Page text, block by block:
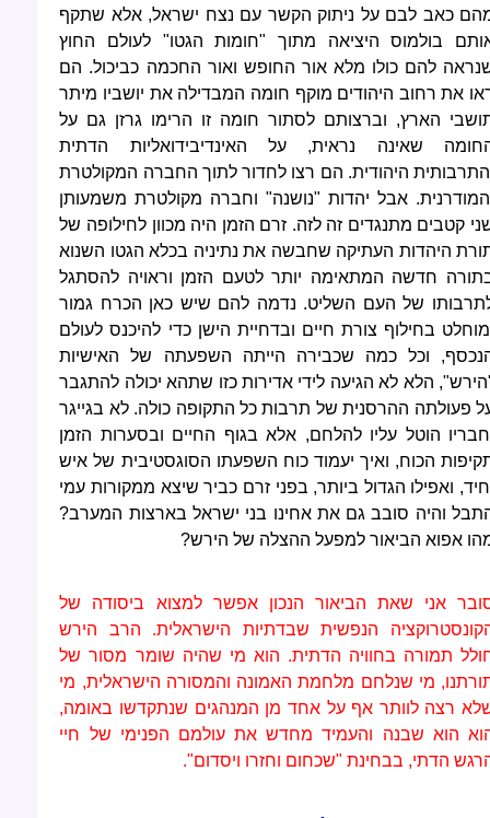
כאב לבם על ניתוק הקשר עם נצח ישראל, אלא שתקף
בולמוס היציאה מתוך "חומות הגטו" לעולם החוץ
להם כולו מלא אור החופש ואור החכמה כביכול. הם
את רחוב היהודים מוקף חומה המבדילה את יושביו מיתר
הארץ, וברצותם לסתור חומה זו הרימו גרזן גם על
שאינה נראית, על האינדיבידואליות הדתית
היהודית. הם רצו לחדור לתוך החברה המקולטרת
אבל יהדות "נושנה" וחברה מקולטרת משמעותן
קטבים מתנגדים זה לזה. זרם הזמן היה מכוון לחילופה של
היהדות העתיקה שחבשה את נתיניה בכלא הגטו השנוא
חדשה המתאימה יותר לטעם הזמן וראויה להסתגל
של העם השליט. נדמה להם שיש כאן הכרח גמור
בחילוף צורת חיים ובדחיית הישן כדי להיכנס לעולם
וכל כמה שכבירה הייתה השפעתה של האישיות
הלא לא הגיעה לידי אדירות כזו שתהא יכולה להתגבר
פעולתה ההרסנית של תרבות כל התקופה כולה. לא בגייגר
הוטל עליו להלחם, אלא בגוף החיים ובסערות הזמן
הכוח, ואיך יעמוד כוח השפעתו הסוגסטיבית של איש
ואפילו הגדול ביותר, בפני זרם כביר שיצא ממקורות עמי
והיה סובב גם את אחינו בני ישראל בארצות המערב?
אפוא הביאור למפעל ההצלה של הירש?
אני שאת הביאור הנכון אפשר למצוא ביסודה של
הנפשית שבדתיות הישראלית. הרב הירש
תמורה בחוויה הדתית. הוא מי שהיה שומר מסור של
מי שנלחם מלחמת האמונה והמסורה הישראלית, מי
רצה לוותר אף על אחד מן המנהגים שנתקדשו באומה,
הוא שבנה והעמיד מחדש את עולמם הפנימי של חיי
הדתי, בבחינת "שכחום וחזרו ויסדום".